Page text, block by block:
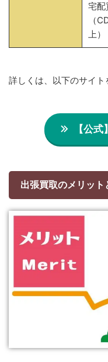
宅配
（
上）
詳しくは、以下のサイト
【公
出張買取のメリット